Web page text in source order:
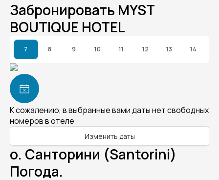
Забронировать MYST
BOUTIQUE HOTEL
7 8 9 10 11 12 13 14
К сожалению, в выбранные вами даты нет свободных
номеров в отеле
Изменить даты
о. Санторини (Santorini)
Погода.